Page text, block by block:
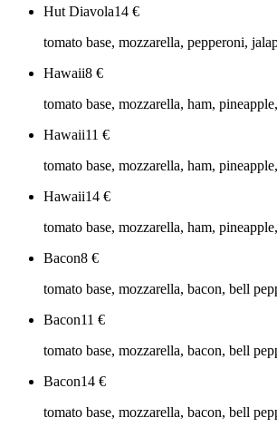
Hut Diavola14 €
tomato base, mozzarella, pepperoni,
Hawaii8 €
tomato base, mozzarella, ham,
Hawaii11 €
tomato base, mozzarella, ham,
Hawaii14 €
tomato base, mozzarella, ham,
Bacon8 €
tomato base, mozzarella, bacon, bell
Bacon11 €
tomato base, mozzarella, bacon, bell
Bacon14 €
tomato base, mozzarella, bacon, bell